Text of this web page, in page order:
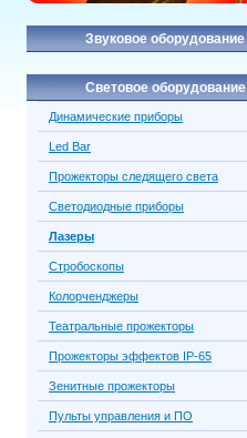
Звуковое оборудование
Световое оборудование
Динамические приборы
Led Bar
Прожекторы следящего света
Светодиодные приборы
Лазеры
Стробоскопы
Колорченджеры
Театральные прожекторы
Прожекторы эффектов IP-65
Зенитные прожекторы
Пульты управления и ПО